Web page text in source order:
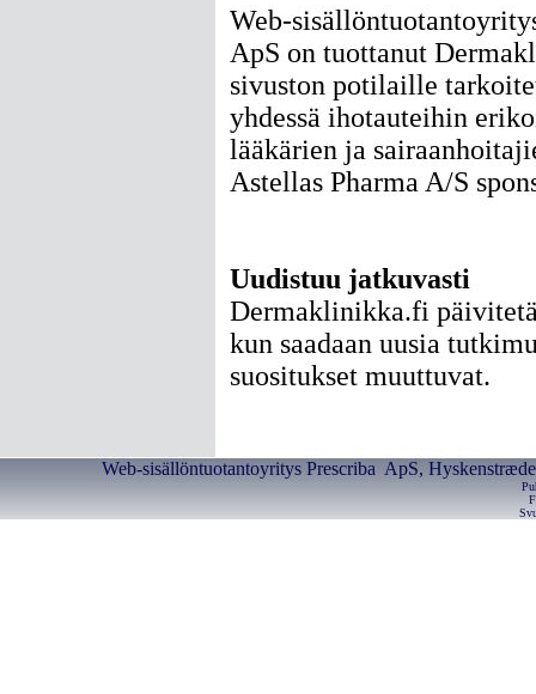
Web-
ApS on tuottanut
sivuston potilaille
yhdessä ihotauteihin
lääkärien ja
Astellas Pharma A/S
Uudistuu jatkuvasti
Dermaklinikka.fi
kun saadaan uusia
suositukset muuttuvat.
Web-sisällöntuotantoyritys Prescriba ApS,